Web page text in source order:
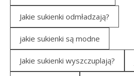
Jakie sukienki odmładzają?
jakie sukienki są modne
Jakie sukienki wyszczuplają?